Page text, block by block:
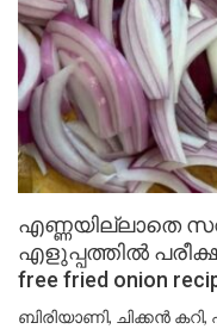
എണ്ണയില്ലാതെ
എളുപ്പത്തിൽ
free fried onion
ബിരിയാണി, ചിക്കൻ